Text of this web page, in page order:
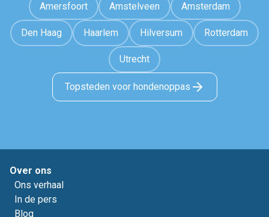
Amersfoort Amstelveen Amsterdam
Den Haag Haarlem Hilversum Rotterdam
Utrecht
Topsteden voor hondenoppas
Over ons
Ons verhaal
In de pers
Blog